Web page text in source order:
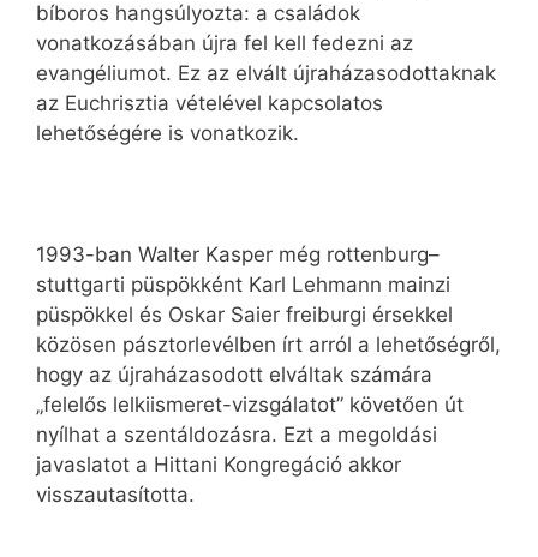
bíboros hangsúlyozta: a családok
vonatkozásában újra fel kell fedezni az
evangéliumot. Ez az elvált újraházasodottaknak
az Euchrisztia vételével kapcsolatos
lehetőségére is vonatkozik.
1993-ban Walter Kasper még rottenburg–
stuttgarti püspökként Karl Lehmann mainzi
püspökkel és Oskar Saier freiburgi érsekkel
közösen pásztorlevélben írt arról a lehetőségről,
hogy az újraházasodott elváltak számára
„felelős lelkiismeret-vizsgálatot” követően út
nyílhat a szentáldozásra. Ezt a megoldási
javaslatot a Hittani Kongregáció akkor
visszautasította.